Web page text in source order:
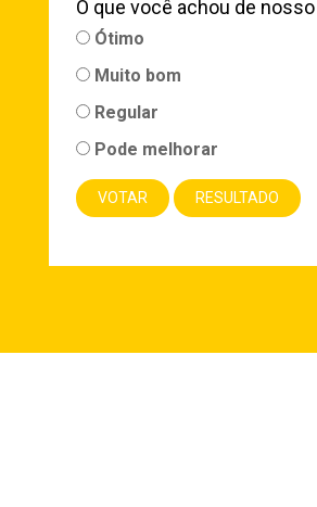
O que você achou de
Ótimo
Muito bom
Regular
Pode melhorar